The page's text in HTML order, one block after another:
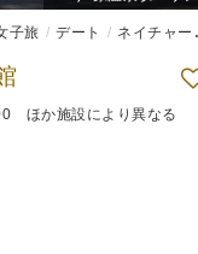
子旅 デート ネイチャー系
ほか施設により異なる